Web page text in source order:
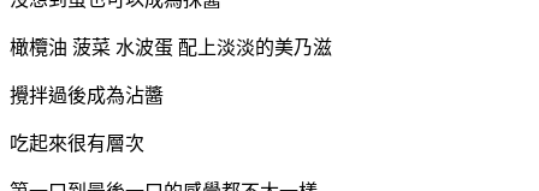
橄欖油 菠菜 水波蛋 配上淡淡的美乃滋
攪拌過後成為沾醬
吃起來很有層次